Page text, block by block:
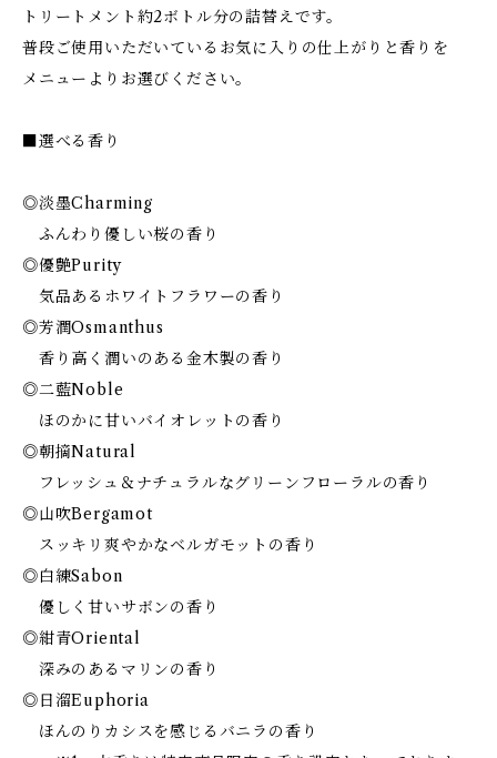
トリートメント約2ボトル分の詰替えです。
普段ご使用いただいているお気に入りの仕上がりと香りを
メニューよりお選びください。
■選べる香り
◎淡墨Charming
ふんわり優しい桜の香り
◎優艶Purity
気品あるホワイトフラワーの香り
◎芳潤Osmanthus
香り高く潤いのある金木製の香り
◎二藍Noble
ほのかに甘いバイオレットの香り
◎朝摘Natural
フレッシュ＆ナチュラルなグリーンフローラルの香り
◎山吹Bergamot
スッキリ爽やかなベルガモットの香り
◎白練Sabon
優しく甘いサボンの香り
◎紺青Oriental
深みのあるマリンの香り
◎日溜Euphoria
ほんのりカシスを感じるバニラの香り